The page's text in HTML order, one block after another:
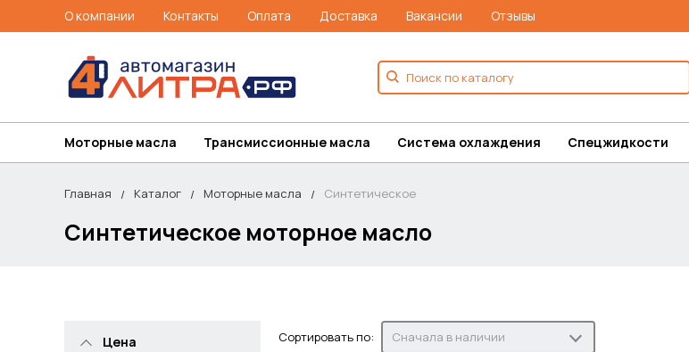
О компании Контакты Оплата Доставка Вакансии Отзывы
Моторные масла Трансмиссионные масла Система охлаждения Спецжидкости
Главная Каталог Моторные масла Синтетическое
Синтетическое моторное масло
Цена Сортировать по: Сначала в наличии